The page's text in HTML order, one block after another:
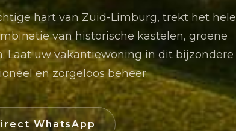
hart van Zuid-Limburg, trekt het hele
van historische kastelen, groene
Laat uw vakantiewoning in dit bijzondere
en zorgeloos beheer.
WhatsApp